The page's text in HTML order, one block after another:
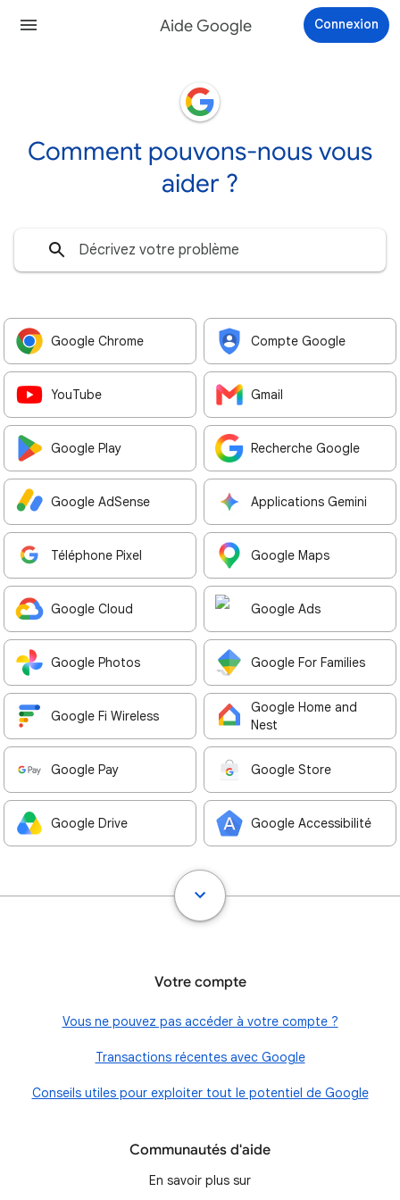
Aide Google Connexion
Comment pouvons-nous vous
aider ?
Google Chrome Compte Google
YouTube Gmail
Google Play Recherche Google
Google AdSense Applications Gemini
Téléphone Pixel Google Maps
Google Cloud Google Ads
Google Photos Google For Families
Google Fi Wireless
Google Home and
Nest
Google Pay Google Store
Google Drive Google Accessibilité
Votre compte
Vous ne pouvez pas accéder à votre compte ?
Transactions récentes avec Google
Conseils utiles pour exploiter tout le potentiel de Google
Communautés d'aide
En savoir plus sur